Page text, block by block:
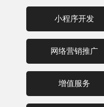
小程序开发
网络营销推广
增值服务